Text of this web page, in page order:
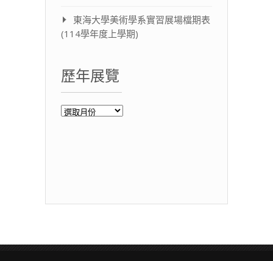
東海大學美術學系實習展場檔期表
(114學年度上學期)
歷年展覽
歷